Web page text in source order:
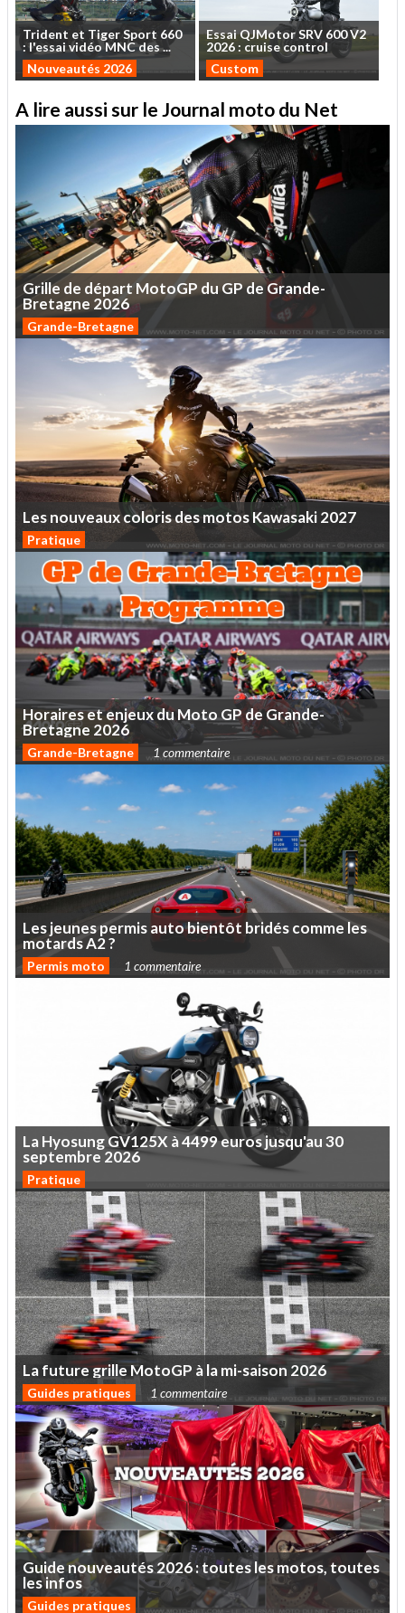
Trident et TigerSport 660
: l'essaividéo MNCdes...
Nouveautés 2026
EssaiQJMotorSRV 600V2
2026 : cruise control
Custom
A lire aussi sur le Journal moto du Net
Grille de départ MotoGP duGPdeGrande-
Bretagne 2026
Grande-Bretagne
LesnouveauxcolorisdesmotosKawasaki2027
Pratique
HorairesetenjeuxduMotoGPdeGrande-
Bretagne 2026
Grande-Bretagne 1 commentaire
Lesjeunespermisautobientôt bridéscommeles
motardsA2?
Permis moto 1 commentaire
LaHyosungGV125X à4499eurosjusqu'au30
septembre2026
Pratique
Lafuturegrille MotoGP àlami-saison 2026
Guides pratiques 1 commentaire
Guidenouveautés2026:touteslesmotos,toutes
lesinfos
Guides pratiques